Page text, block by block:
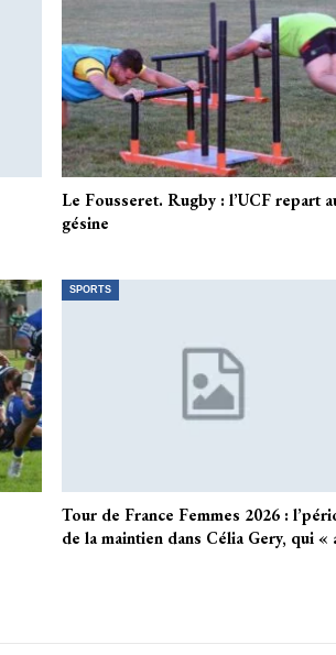
Le Fousseret. Rugby : l’UCF repart
gésine
SPORTS
Tour de France Femmes 2026 :
de la maintien dans Célia Gery, qui «